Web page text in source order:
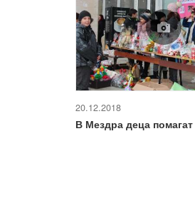
20.12.2018
В Мездра деца